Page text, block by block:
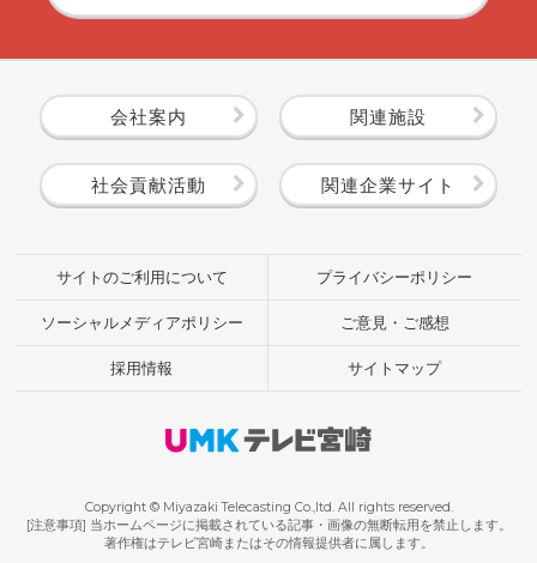
会社案内 関連施設
社会貢献活動 関連企業サイト
サイトのご利用について プライバシーポリシー
ソーシャルメディアポリシー ご意見・ご感想
採用情報 サイトマップ
Copyright © Miyazaki Telecasting Co.,ltd. All rights reserved.
[注意事項] 当ホームページに掲載されている記事・画像の無断転用を禁止します。
著作権はテレビ宮崎またはその情報提供者に属します。